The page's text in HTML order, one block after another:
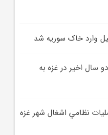
وارد خاک سوريه شد
سال اخير در غزه به
نظامي اشغال شهر غزه